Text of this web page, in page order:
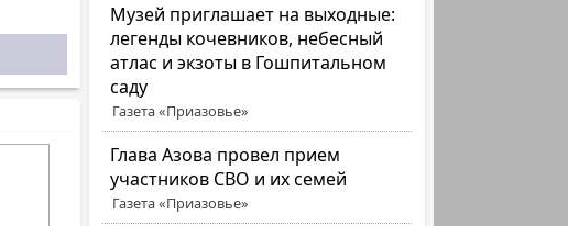
Музей приглашает на выходные:
легенды кочевников, небесный
атлас и экзоты в Гошпитальном
саду
Газета «Приазовье»
Глава Азова провел прием
участников СВО и их семей
Газета «Приазовье»